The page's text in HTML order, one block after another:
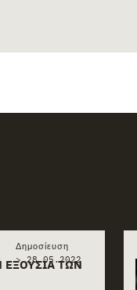
Δημοσίευση
>28.05.2022
ΕΞΟΥΣΊΑ ΤΩΝ